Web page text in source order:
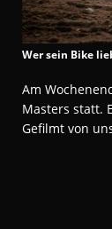
Wer sein Bike
Am
Masters statt.
Gefilmt von